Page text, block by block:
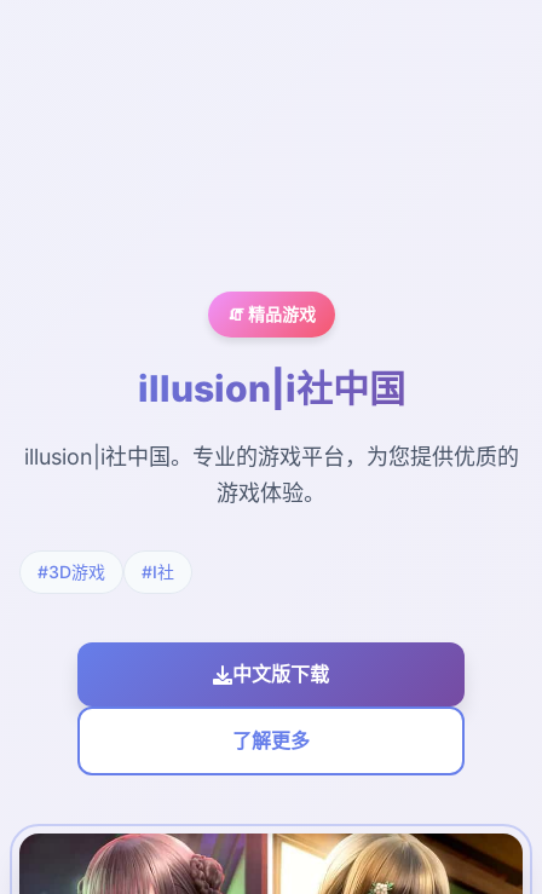
🧯 精品游戏
illusion|i社中国
illusion|i社中国。专业的游戏平台，为您提供优质的
游戏体验。
#3D游戏 #I社
中文版下载
了解更多